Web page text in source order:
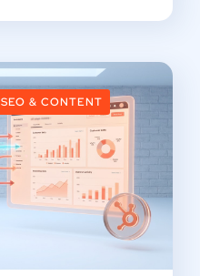
SEO & CONTENT